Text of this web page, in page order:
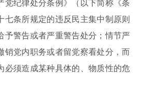
党纪律处分条例》（以下简称《条
七条所规定的违反民主集中制原则
予警告或者严重警告处分；情节严
销党内职务或者留党察看处分，而
必须造成某种具体的、物质性的危